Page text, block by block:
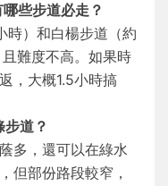
些步道必走？
時）和白楊步道（約
難度不高。如果時
，大概1.5小時搞
道？
多，還可以在綠水
但部份路段較窄，